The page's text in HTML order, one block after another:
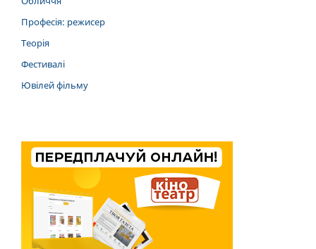
Професія: режисер
Теорія
Фестивалі
Ювілей фільму